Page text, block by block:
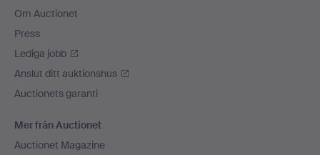
Om Auctionet
Press
Lediga jobb
Anslut ditt auktionshus
Auctionets garanti
Mer från Auctionet
Auctionet Magazine